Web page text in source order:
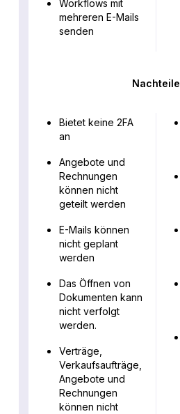
Workflows mit
mehreren E-Mails
senden
Nachteile
Bietet keine 2FA
an
Angebote und
Rechnungen
können nicht
geteilt werden
E-Mails können
nicht geplant
werden
Das Öffnen von
Dokumenten kann
nicht verfolgt
werden.
Verträge,
Verkaufsaufträge,
Angebote und
Rechnungen
können nicht